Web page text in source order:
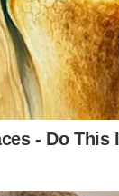
วขาด 2 เส้น ยั
มอีก จะทำร้าย
ล้ว”
- Do This